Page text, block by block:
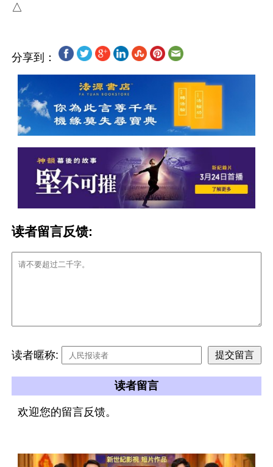
分享到：
读者留言反馈:
读者暱称:
读者留言
欢迎您的留言反馈。